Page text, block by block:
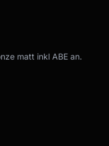
matt inkl ABE an.